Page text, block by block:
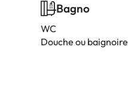
Bagno
WC
Douche ou baignoire